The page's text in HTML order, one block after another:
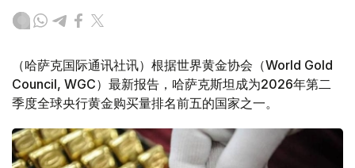
（哈萨克国际通讯社讯）根据世界黄金协会（World Gold
Council, WGC）最新报告，哈萨克斯坦成为2026年第二
季度全球央行黄金购买量排名前五的国家之一。